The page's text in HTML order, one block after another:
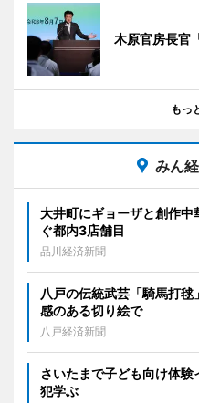
木原官房長官
もっ
みん
大井町にギョーザと創作
ぐ都内3店舗目
品川経済新聞
八戸の伝統武芸「騎馬打
感のある切り絵で
八戸経済新聞
さいたまで子ども向け体
犯学ぶ